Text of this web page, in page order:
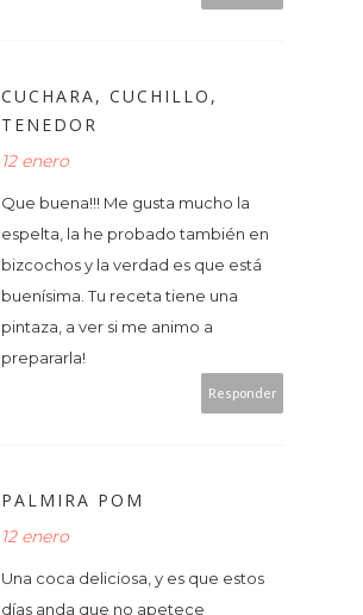
CUCHARA, CUCHILLO,
TENEDOR
12 enero
Que buena!!! Me gusta mucho la
espelta, la he probado también en
bizcochos y la verdad es que está
buenísima. Tu receta tiene una
pintaza, a ver si me animo a
prepararla!
Responder
PALMIRA POM
12 enero
Una coca deliciosa, y es que estos
días anda que no apetece